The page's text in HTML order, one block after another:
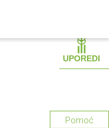
UPOREDI
Pomoć